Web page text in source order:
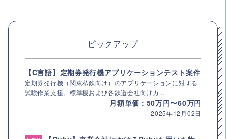
ピックアップ
【C言語】定期券発行機アプリケーションテスト案件
定期券発行機（関東私鉄向け）のアプリケーションに対する
試験作業支援。標準機および各鉄道会社向けカ...
月額単価：50万円〜60万円
2025年12月02日